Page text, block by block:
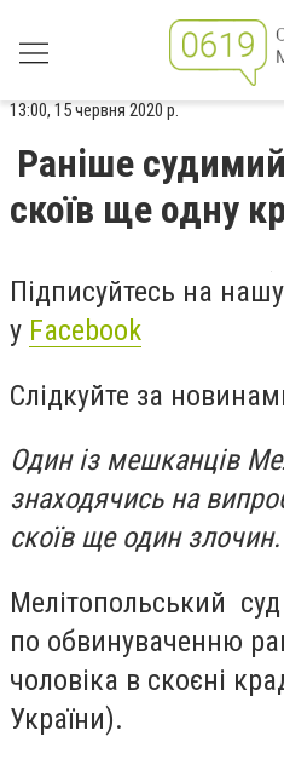
13:00, 15 червня 2020 р.
Раніше
скоїв ще одну
Підписуйтесь на
у Facebook
Слідкуйте за
Один із мешканців
знаходячись на
скоїв ще один злочин.
Мелітопольський
по обвинуваченню
чоловіка в скоєні
України).